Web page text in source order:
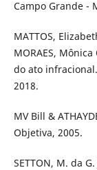
Campo Grande -
MATTOS,
MORAES,
do ato
2018.
MV Bill &
Objetiva, 2005.
SETTON, M. da